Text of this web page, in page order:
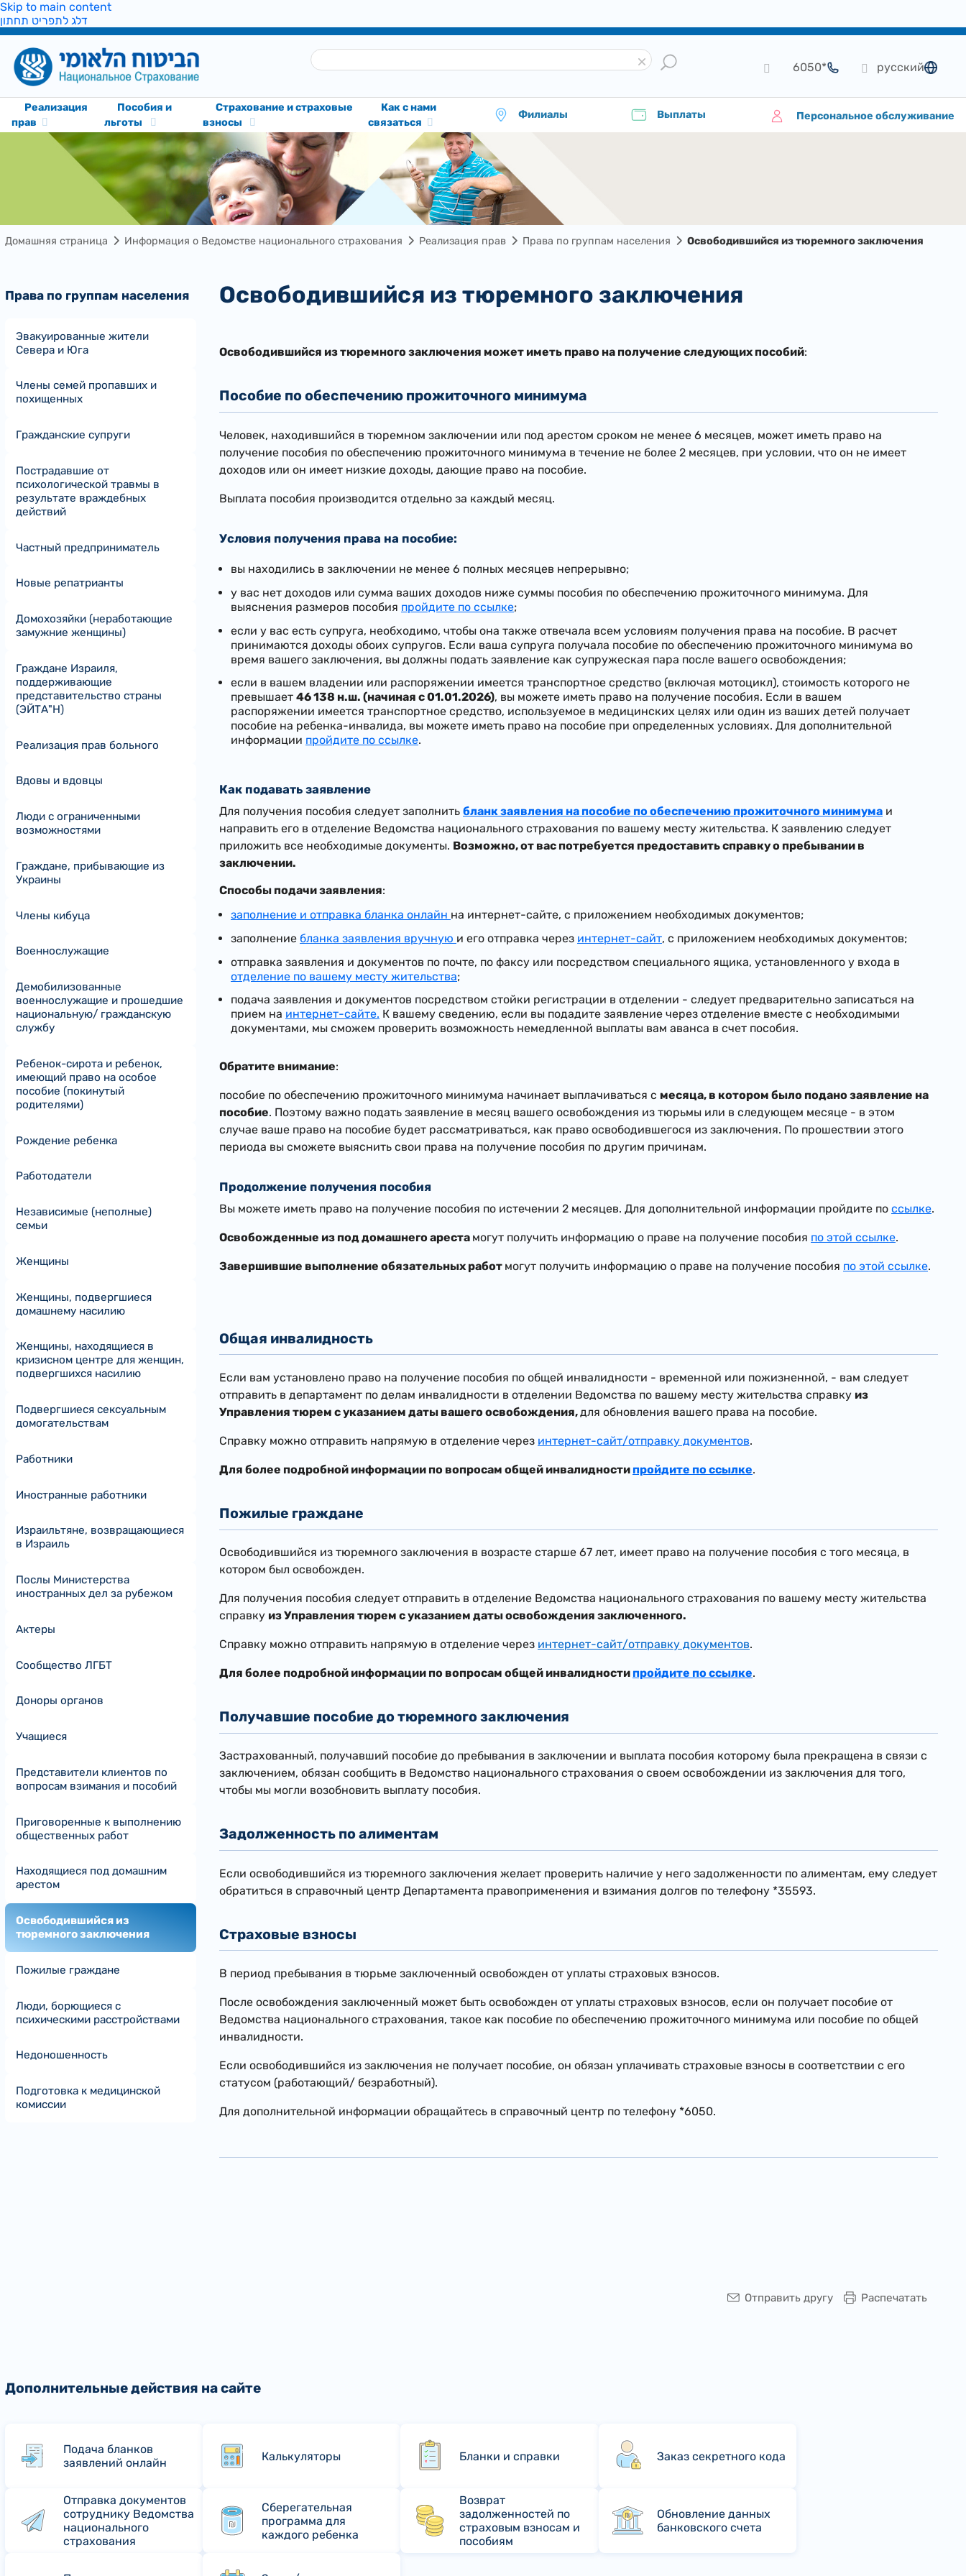
Skip to main content
דלג לתפריט תחתון
язык
русский
*6050
Реализация
прав
Пособия и
льготы
Cтрахование и страховые
взносы
Как с нами
связаться
Филиалы Выплаты Персональное обслуживание
Домашняя страница Информация о Ведомстве национального страхования Реализация прав Права по группам населения Освободившийся из тюремного заключения
Права по группам населения
Эвакуированные жители
Севера и Юга
Члены семей пропавших и
похищенных
Гражданские супруги
Пострадавшие от
психологической травмы в
результате враждебных
действий
Частный предприниматель
Новые репатрианты
Домохозяйки (неработающие
замужние женщины)
Граждане Израиля,
поддерживающие
представительство страны
(ЭЙТА"Н)
Реализация прав больного
Вдовы и вдовцы
Люди с ограниченными
возможностями
Граждане, прибывающие из
Украины
Члены кибуца
Военнослужащие
Демобилизованные
военнослужащие и прошедшие
национальную/ гражданскую
службу
Ребенок-сирота и ребенок,
имеющий право на особое
пособие (покинутый
родителями)
Рождение ребенка
Работодатели
Независимые (неполные)
семьи
Женщины
Женщины, подвергшиеся
домашнему насилию
Женщины, находящиеся в
кризисном центре для женщин,
подвергшихся насилию
Подвергшиеся сексуальным
домогательствам
Работники
Иностранные работники
Израильтяне, возвращающиеся
в Израиль
Послы Министерства
иностранных дел за рубежом
Актеры
Сообщество ЛГБТ
Доноры органов
Учащиеся
Представители клиентов по
вопросам взимания и пособий
Приговоренные к выполнению
общественных работ
Находящиеся под домашним
арестом
Освободившийся из
тюремного заключения
Пожилые граждане
Люди, борющиеся с
психическими расстройствами
Недоношенность
Подготовка к медицинской
комиссии
Освободившийся из тюремного заключения
Освободившийся из тюремного заключения может иметь право на получение следующих пособий:
Пособие по обеспечению прожиточного минимума
Человек, находившийся в тюремном заключении или под арестом сроком не менее 6 месяцев, может иметь право на
получение пособия по обеспечению прожиточного минимума в течение не более 2 месяцев, при условии, что он не имеет
доходов или он имеет низкие доходы, дающие право на пособие.
Выплата пособия производится отдельно за каждый месяц.
Условия получения права на пособие:
вы находились в заключении не менее 6 полных месяцев непрерывно;
у вас нет доходов или сумма ваших доходов ниже суммы пособия по обеспечению прожиточного минимума. Для
выяснения размеров пособия пройдите по ссылке;
если у вас есть супруга, необходимо, чтобы она также отвечала всем условиям получения права на пособие. В расчет
принимаются доходы обоих супругов. Если ваша супруга получала пособие по обеспечению прожиточного минимума во
время вашего заключения, вы должны подать заявление как супружеская пара после вашего освобождения;
если в вашем владении или распоряжении имеется транспортное средство (включая мотоцикл), стоимость которого не
превышает 46 138 н.ш. (начиная с 01.01.2026), вы можете иметь право на получение пособия. Если в вашем
распоряжении имеется транспортное средство, используемое в медицинских целях или один из ваших детей получает
пособие на ребенка-инвалида, вы можете иметь право на пособие при определенных условиях. Для дополнительной
информации пройдите по ссылке.
Как подавать заявление
Для получения пособия следует заполнить бланк заявления на пособие по обеспечению прожиточного минимума и
направить его в отделение Ведомства национального страхования по вашему месту жительства. К заявлению следует
приложить все необходимые документы. Возможно, от вас потребуется предоставить справку о пребывании в
заключении.
Способы подачи заявления:
заполнение и отправка бланка онлайн на интернет-сайте, с приложением необходимых документов;
заполнение бланка заявления вручную и его отправка через интернет-сайт, с приложением необходимых документов;
отправка заявления и документов по почте, по факсу или посредством специального ящика, установленного у входа в
отделение по вашему месту жительства;
подача заявления и документов посредством стойки регистрации в отделении - следует предварительно записаться на
прием на интернет-сайте. К вашему сведению, если вы подадите заявление через отделение вместе с необходимыми
документами, мы сможем проверить возможность немедленной выплаты вам аванса в счет пособия.
Обратите внимание:
пособие по обеспечению прожиточного минимума начинает выплачиваться с месяца, в котором было подано заявление на
пособие. Поэтому важно подать заявление в месяц вашего освобождения из тюрьмы или в следующем месяце - в этом
случае ваше право на пособие будет рассматриваться, как право освободившегося из заключения. По прошествии этого
периода вы сможете выяснить свои права на получение пособия по другим причинам.
Продолжение получения пособия
Вы можете иметь право на получение пособия по истечении 2 месяцев. Для дополнительной информации пройдите по ссылке.
Освобожденные из под домашнего ареста могут получить информацию о праве на получение пособия по этой ссылке.
Завершившие выполнение обязательных работ могут получить информацию о праве на получение пособия по этой ссылке.
Общая инвалидность
Если вам установлено право на получение пособия по общей инвалидности - временной или пожизненной, - вам следует
отправить в департамент по делам инвалидности в отделении Ведомства по вашему месту жительства справку из
Управления тюрем с указанием даты вашего освобождения,для обновления вашего права на пособие.
Справку можно отправить напрямую в отделение через интернет-сайт/отправку документов.
Для более подробной информации по вопросам общей инвалидности пройдите по ссылке.
Пожилые граждане
Освободившийся из тюремного заключения в возрасте старше 67 лет, имеет право на получение пособия с того месяца, в
котором был освобожден.
Для получения пособия следует отправить в отделение Ведомства национального страхования по вашему месту жительства
справку из Управления тюрем с указанием даты освобождения заключенного.
Справку можно отправить напрямую в отделение через интернет-сайт/отправку документов.
Для более подробной информации по вопросам общей инвалидности пройдите по ссылке.
Получавшие пособие до тюремного заключения
Застрахованный, получавший пособие до пребывания в заключении и выплата пособия которому была прекращена в связи с
заключением, обязан сообщить в Ведомство национального страхования о своем освобождении из заключения для того,
чтобы мы могли возобновить выплату пособия.
Задолженность по алиментам
Если освободившийся из тюремного заключения желает проверить наличие у него задолженности по алиментам, ему следует
обратиться в справочный центр Департамента правоприменения и взимания долгов по телефону *35593.
Страховые взносы
В период пребывания в тюрьме заключенный освобожден от уплаты страховых взносов.
После освобождения заключенный может быть освобожден от уплаты страховых взносов, если он получает пособие от
Ведомства национального страхования, такое как пособие по обеспечению прожиточного минимума или пособие по общей
инвалидности.
Если освободившийся из заключения не получает пособие, он обязан уплачивать страховые взносы в соответствии с его
статусом (работающий/ безработный).
Для дополнительной информации обращайтесь в справочный центр по телефону *6050.
Распечатать
Отправить другу
Дополнительные действия на сайте
Подача бланков
заявлений онлайн
Калькуляторы Бланки и справки Заказ секретного кода
Отправка документов
сотруднику Ведомства
национального
страхования
Сберегательная
программа для
каждого ребенка
Возврат
задолженностей по
страховым взносам и
пособиям
Обновление данных
банковского счета